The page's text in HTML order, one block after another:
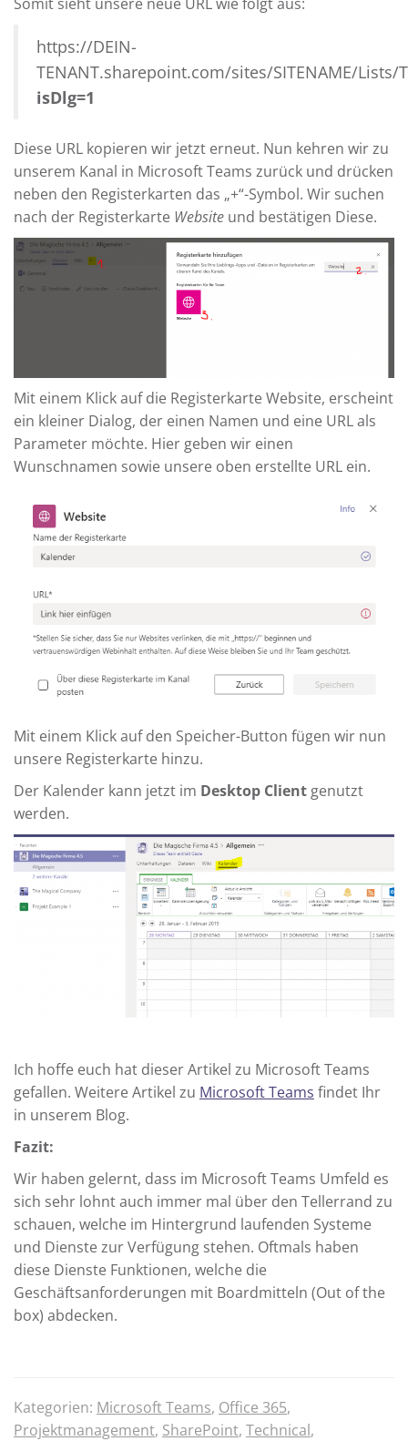
https://DEIN-
TENANT.sharepoint.com/sites/SITENAME/
isDlg=1
Diese URL kopieren wir jetzt erneut. Nun kehren wir zu
unserem Kanal in Microsoft Teams zurück und drücken
neben den Registerkarten das „+“-Symbol. Wir suchen
nach der Registerkarte Website und bestätigen Diese.
Mit einem Klick auf die Registerkarte Website, erscheint
ein kleiner Dialog, der einen Namen und eine URL als
Parameter möchte. Hier geben wir einen
Wunschnamen sowie unsere oben erstellte URL ein.
Mit einem Klick auf den Speicher-Button fügen wir nun
unsere Registerkarte hinzu.
Der Kalender kann jetzt im Desktop Client genutzt
werden.
Ich hoffe euch hat dieser Artikel zu Microsoft Teams
gefallen. Weitere Artikel zu Microsoft Teams findet Ihr
in unserem Blog.
Fazit:
Wir haben gelernt, dass im Microsoft Teams Umfeld es
sich sehr lohnt auch immer mal über den Tellerrand zu
schauen, welche im Hintergrund laufenden Systeme
und Dienste zur Verfügung stehen. Oftmals haben
diese Dienste Funktionen, welche die
Geschäftsanforderungen mit Boardmitteln (Out of the
box) abdecken.
Kategorien: Microsoft Teams, Office 365,
Projektmanagement, SharePoint, Technical,